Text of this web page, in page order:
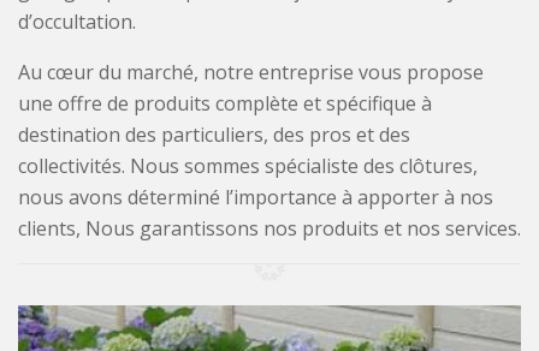
d’occultation.
Au cœur du marché, notre entreprise vous propose
une offre de produits complète et spécifique à
destination des particuliers, des pros et des
collectivités. Nous sommes spécialiste des clôtures,
nous avons déterminé l’importance à apporter à nos
clients, Nous garantissons nos produits et nos services.